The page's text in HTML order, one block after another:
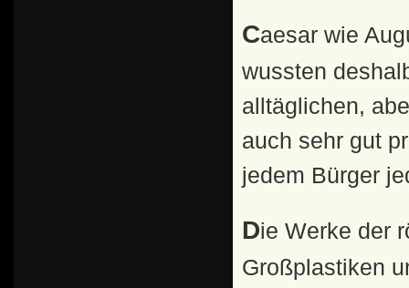
Caesar wie Augustus und alle folgenden Herrscher
wussten
alltäglichen,
auch sehr gut
jedem Bürger
Die Werke der römischen Portraitkunst (Klein-,
Großplastiken